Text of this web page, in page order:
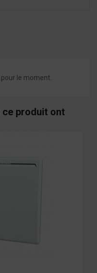
le moment.
ce produit ont